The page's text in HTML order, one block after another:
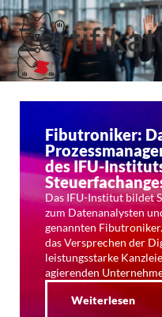
Zertifikat
Fibutroniker:
des IFU-
Das IFU-Institut bildet
zum Datenanalysten
genannten
das Versprechen der
leistungsstarke
agierenden
Weiterlesen